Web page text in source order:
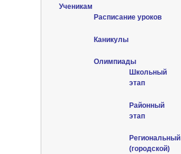
Ученикам
Расписание уроков
Каникулы
Олимпиады
Школьный
этап
Районный
этап
Региональный
(городской)